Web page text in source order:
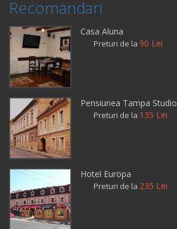
Recomandari
Casa Aluna
Preturi de la 90 Lei
Pensiunea Tampa Studio
Preturi de la 135 Lei
Hotel Europa
Preturi de la 235 Lei